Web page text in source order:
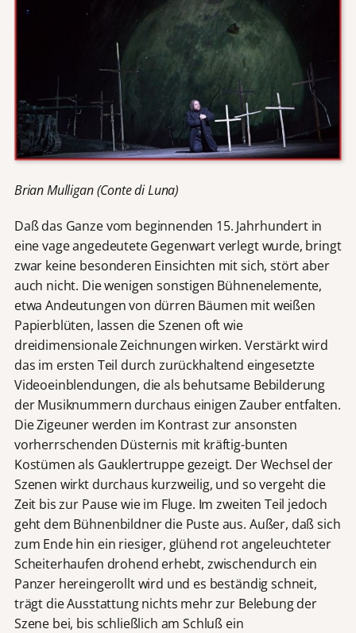
Brian Mulligan (Conte di Luna)
Daß das Ganze vom beginnenden 15. Jahrhundert in
eine vage angedeutete Gegenwart verlegt wurde, bringt
zwar keine besonderen Einsichten mit sich, stört aber
auch nicht. Die wenigen sonstigen Bühnenelemente,
etwa Andeutungen von dürren Bäumen mit weißen
Papierblüten, lassen die Szenen oft wie
dreidimensionale Zeichnungen wirken. Verstärkt wird
das im ersten Teil durch zurückhaltend eingesetzte
Videoeinblendungen, die als behutsame Bebilderung
der Musiknummern durchaus einigen Zauber entfalten.
Die Zigeuner werden im Kontrast zur ansonsten
vorherrschenden Düsternis mit kräftig-bunten
Kostümen als Gauklertruppe gezeigt. Der Wechsel der
Szenen wirkt durchaus kurzweilig, und so vergeht die
Zeit bis zur Pause wie im Fluge. Im zweiten Teil jedoch
geht dem Bühnenbildner die Puste aus. Außer, daß sich
zum Ende hin ein riesiger, glühend rot angeleuchteter
Scheiterhaufen drohend erhebt, zwischendurch ein
Panzer hereingerollt wird und es beständig schneit,
trägt die Ausstattung nichts mehr zur Belebung der
Szene bei, bis schließlich am Schluß ein